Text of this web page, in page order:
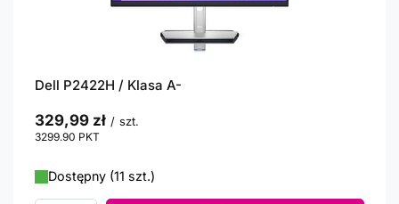
Dell P2422H / Klasa A-
329,99 zł / szt.
3299.90 PKT
Dostępny (11 szt.)